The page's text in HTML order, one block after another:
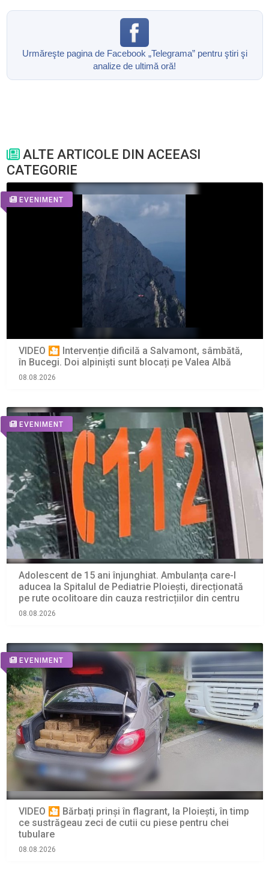
Urmăreşte pagina de Facebook „Telegrama” pentru ştiri şi
analize de ultimă oră!
ALTE ARTICOLE DIN ACEEASI
CATEGORIE
EVENIMENT
VIDEO 🎦 Intervenție dificilă a Salvamont, sâmbătă,
în Bucegi. Doi alpiniști sunt blocați pe Valea Albă
08.08.2026
EVENIMENT
Adolescent de 15 ani înjunghiat. Ambulanța care-l
aducea la Spitalul de Pediatrie Ploiești, direcționată
pe rute ocolitoare din cauza restricțiilor din centru
08.08.2026
EVENIMENT
VIDEO 🎦 Bărbați prinși în flagrant, la Ploiești, în timp
ce sustrăgeau zeci de cutii cu piese pentru chei
tubulare
08.08.2026